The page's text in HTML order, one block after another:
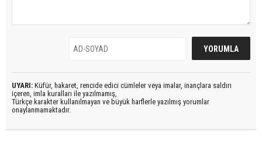
UYARI: Küfür, hakaret, rencide edici cümleler veya imalar, inançlara saldırı
içeren, imla kuralları ile yazılmamış,
Türkçe karakter kullanılmayan ve büyük harflerle yazılmış yorumlar
onaylanmamaktadır.